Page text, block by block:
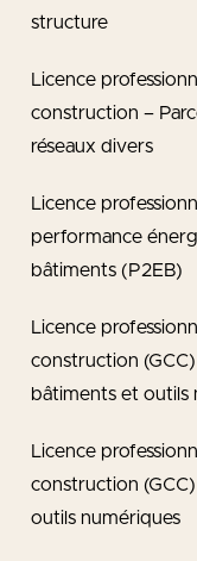
structure
Licence
construction –
réseaux divers
Licence
performance
bâtiments (P2EB)
Licence
construction
bâtiments et outils
Licence
construction
outils numériques